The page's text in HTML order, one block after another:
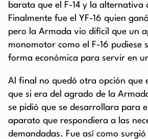
barata que el F-14 y la alternativa
Finalmente fue el YF-16 quien
pero la Armada vio difícil que un
monomotor como el F-16 pudiese
forma económica para servir en
Al final no quedó otra opción que
que si era del agrado de la
se pidió que se desarrollara para
aparato que respondiera a las
demandadas. Fue así como surgió